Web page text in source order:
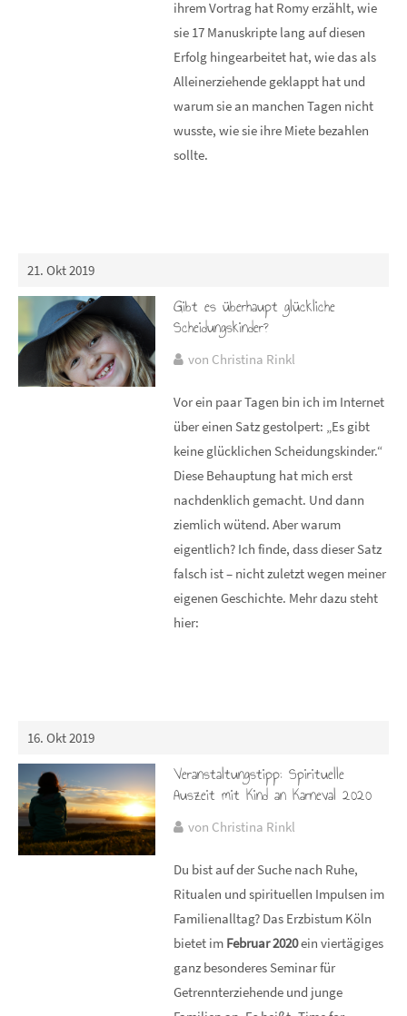
ihrem Vortrag hat Romy erzählt, wie
sie 17 Manuskripte lang auf diesen
Erfolg hingearbeitet hat, wie das als
Alleinerziehende geklappt hat und
warum sie an manchen Tagen nicht
wusste, wie sie ihre Miete bezahlen
sollte.
21. Okt 2019
Gibt es überhaupt glückliche
Scheidungskinder?
von Christina Rinkl
Vor ein paar Tagen bin ich im Internet
über einen Satz gestolpert: „Es gibt
keine glücklichen Scheidungskinder.“
Diese Behauptung hat mich erst
nachdenklich gemacht. Und dann
ziemlich wütend. Aber warum
eigentlich? Ich finde, dass dieser Satz
falsch ist – nicht zuletzt wegen meiner
eigenen Geschichte. Mehr dazu steht
hier:
16. Okt 2019
Veranstaltungstipp: Spirituelle
Auszeit mit Kind an Karneval 2020
von Christina Rinkl
Du bist auf der Suche nach Ruhe,
Ritualen und spirituellen Impulsen im
Familienalltag? Das Erzbistum Köln
bietet im Februar 2020ein viertägiges
ganz besonderes Seminar für
Getrennterziehende und junge